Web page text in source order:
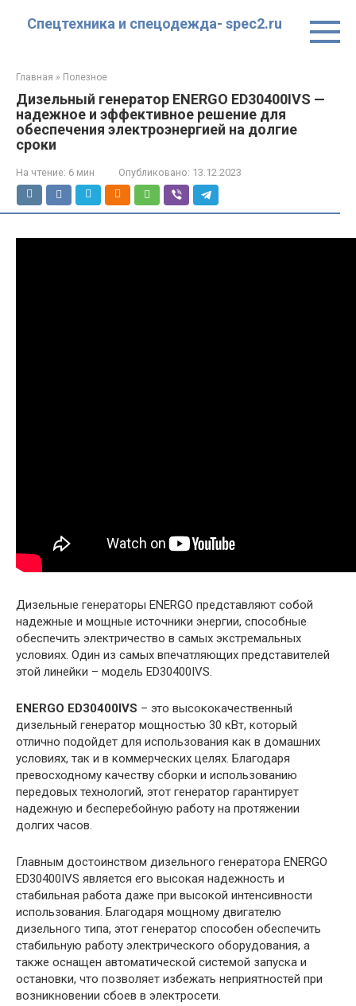
Спецтехника и спецодежда- spec2.ru
Главная » Полезное
Дизельный генератор ENERGO ED30400IVS —
надежное и эффективное решение для
обеспечения электроэнергией на долгие
сроки
На чтение: 6 мин Опубликовано: 13.12.2023
Дизельные генераторы ENERGO представляют собой
надежные и мощные источники энергии, способные
обеспечить электричество в самых экстремальных
условиях. Один из самых впечатляющих представителей
этой линейки – модель ED30400IVS.
ENERGO ED30400IVS – это высококачественный
дизельный генератор мощностью 30 кВт, который
отлично подойдет для использования как в домашних
условиях, так и в коммерческих целях. Благодаря
превосходному качеству сборки и использованию
передовых технологий, этот генератор гарантирует
надежную и бесперебойную работу на протяжении
долгих часов.
Главным достоинством дизельного генератора ENERGO
ED30400IVS является его высокая надежность и
стабильная работа даже при высокой интенсивности
использования. Благодаря мощному двигателю
дизельного типа, этот генератор способен обеспечить
стабильную работу электрического оборудования, а
также оснащен автоматической системой запуска и
остановки, что позволяет избежать неприятностей при
возникновении сбоев в электросети.